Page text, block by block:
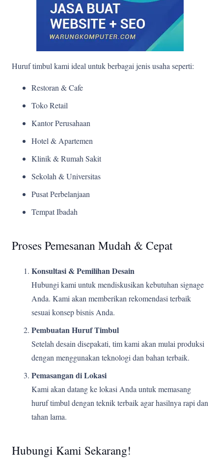
Huruf timbul kami ideal untuk berbagai jenis usaha seperti:
Restoran & Cafe
Toko Retail
Kantor Perusahaan
Hotel & Apartemen
Klinik & Rumah Sakit
Sekolah & Universitas
Pusat Perbelanjaan
Tempat Ibadah
Proses Pemesanan Mudah & Cepat
Konsultasi & Pemilihan Desain
Hubungi kami untuk mendiskusikan kebutuhan signage
Anda. Kami akan memberikan rekomendasi terbaik
sesuai konsep bisnis Anda.
Pembuatan Huruf Timbul
Setelah desain disepakati, tim kami akan mulai produksi
dengan menggunakan teknologi dan bahan terbaik.
Pemasangan di Lokasi
Kami akan datang ke lokasi Anda untuk memasang
huruf timbul dengan teknik terbaik agar hasilnya rapi dan
tahan lama.
Hubungi Kami Sekarang!